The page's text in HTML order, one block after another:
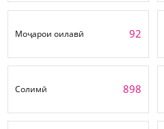
Моҷарои оилавӣ 92
Солимӣ 898